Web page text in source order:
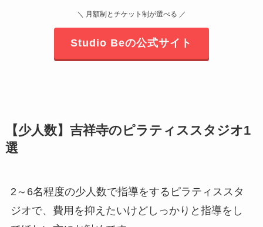
＼ 月額制とチケット制が選べる ／
Studio Beの公式サイト
【少人数】吉祥寺のピラティススタジオ1
選
2～6名程度の少人数で指導をするピラティススタ
ジオで、費用を抑えたいけどしっかりと指導をし